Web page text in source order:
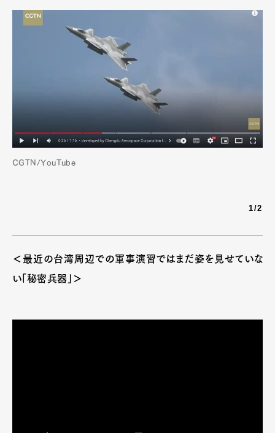
CGTN/YouTube
1/2
＜最近の台湾周辺での軍事演習ではまだ姿を見せていな
い「秘密兵器」＞